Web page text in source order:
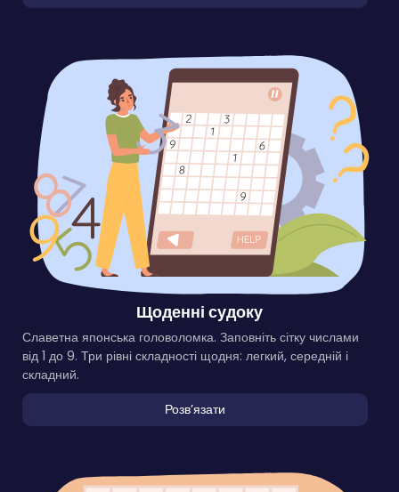
Щоденні судоку
Славетна японська головоломка. Заповніть сітку числами
від 1 до 9. Три рівні складності щодня: легкий, середній і
складний.
Розвʼязати